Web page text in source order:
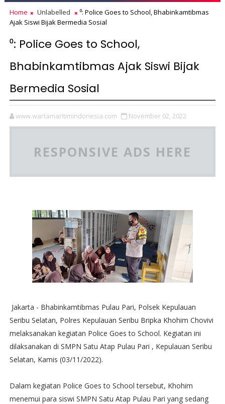
Home Unlabelled
⁰: Police Goes to School, Bhabinkamtibmas
Ajak Siswi Bijak Bermedia Sosial
⁰: Police Goes to School,
Bhabinkamtibmas Ajak Siswi Bijak
Bermedia Sosial
www.wartamaritimindonesia.com November 02, 2022
RESPONSIVE ADS HERE
Jakarta - Bhabinkamtibmas Pulau Pari, Polsek Kepulauan
Seribu Selatan, Polres Kepulauan Seribu Bripka Khohim Chovivi
melaksanakan kegiatan Police Goes to School. Kegiatan ini
dilaksanakan di SMPN Satu Atap Pulau Pari , Kepulauan Seribu
Selatan, Kamis (03/11/2022).
Dalam kegiatan Police Goes to School tersebut, Khohim
menemui para siswi SMPN Satu Atap Pulau Pari yang sedang